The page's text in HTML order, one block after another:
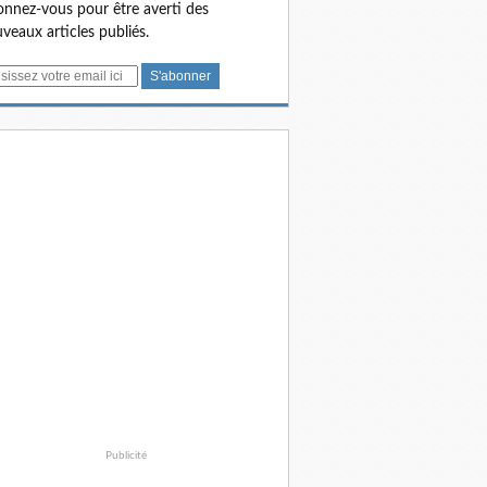
vous pour être averti des
articles publiés.
Publicité